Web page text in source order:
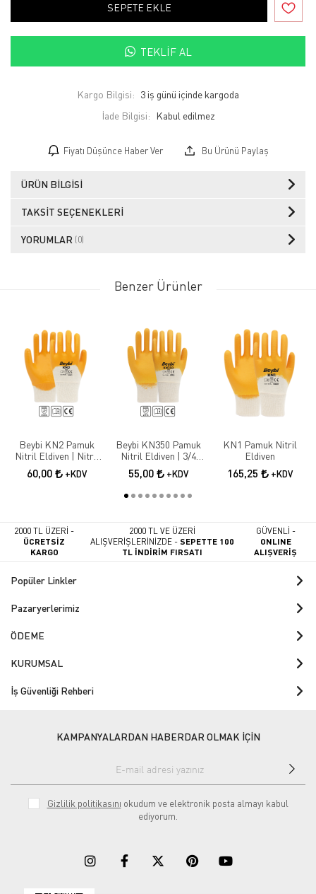
SEPETE EKLE
TEKLIF AL
Kargo Bilgisi: 3 iş günü içinde kargoda
İade Bilgisi:
Fiyatı Düşünce Haber Ver Bu Ürünü Paylaş
ÜRÜN BILGISI
TAKSIT SEÇENEKLERI
YORUMLAR (0)
Benzer Ürünler
Beybi KN2 Pamuk
Nitril Eldiven | Nitril
Kaplama İş Güvenliği
Eldiveni
60,00 +KDV
Beybi KN350 Pamuk
Nitril Eldiven | 3/4
Nitril Kaplama İş
Eldiveni
55,00 +KDV
KN1 Pamuk Nitril
Eldiven
165,25 +KDV
2000 TL ÜZERİ -
ÜCRETSİZ
KARGO
2000 TL VE ÜZERİ
ALIŞVERİŞLERİNİZDE -SEPETTE 100
TL İNDİRİM FIRSATI
GÜVENLİ -
ONLINE
ALIŞVERİŞ
Popüler Linkler
Pazaryerlerimiz
ÖDEME
KURUMSAL
İş Güvenliği Rehberi
KAMPANYALARDAN HABERDAR OLMAK İÇİN
Gizlilik politikasını okudum ve elektronik posta almayı kabul
ediyorum.